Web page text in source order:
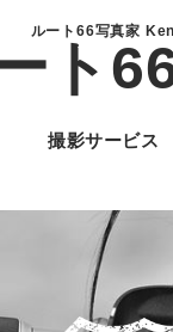
ルート66写真家
ト
撮影サービス